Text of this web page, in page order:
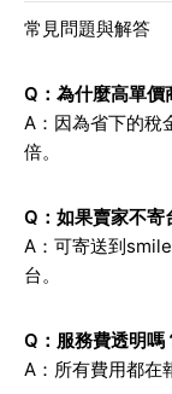
常見問題與解答
Q：為什麼高單價
A：因為省下的稅
倍。
Q：如果賣家不寄
A：可寄送到
台。
Q：服務費透明嗎
A：所有費用都在